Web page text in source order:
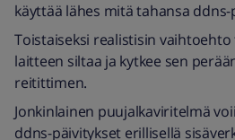
käyttää lähes mitä tahansa ddns-
Toistaiseksi realistisin vaihtoehto
laitteen siltaa ja kytkee sen
reitittimen.
Jonkinlainen puujalkaviritelmä
ddns-päivitykset erillisellä